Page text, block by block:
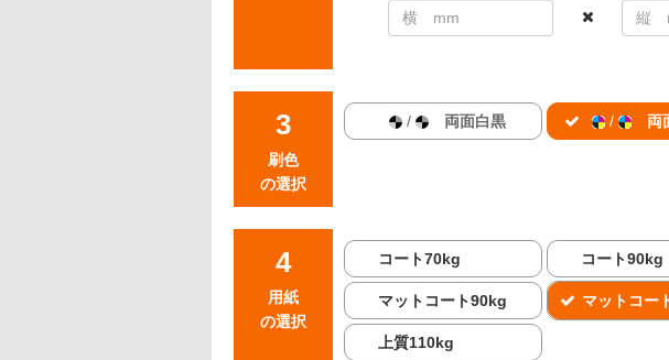
刷色
の選択
/ 両面白黒 / 両
用紙
の選択
コート70kg コート90kg
マットコート90kg マットコー
上質110kg